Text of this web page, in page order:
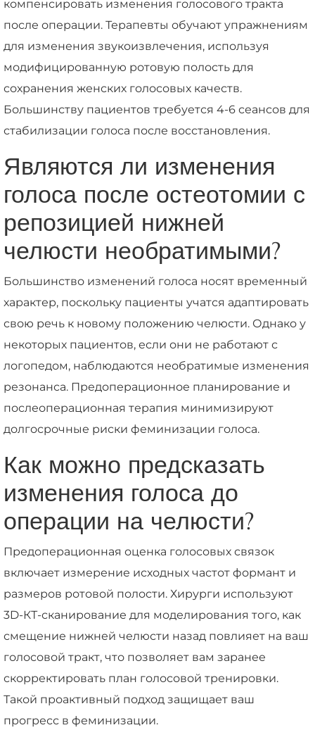
компенсировать изменения голосового тракта
после операции. Терапевты обучают упражнениям
для изменения звукоизвлечения, используя
модифицированную ротовую полость для
сохранения женских голосовых качеств.
Большинству пациентов требуется 4-6 сеансов для
стабилизации голоса после восстановления.
Являются ли изменения
голоса после остеотомии с
репозицией нижней
челюсти необратимыми?
Большинство изменений голоса носят временный
характер, поскольку пациенты учатся адаптировать
свою речь к новому положению челюсти. Однако у
некоторых пациентов, если они не работают с
логопедом, наблюдаются необратимые изменения
резонанса. Предоперационное планирование и
послеоперационная терапия минимизируют
долгосрочные риски феминизации голоса.
Как можно предсказать
изменения голоса до
операции на челюсти?
Предоперационная оценка голосовых связок
включает измерение исходных частот формант и
размеров ротовой полости. Хирурги используют
3D-КТ-сканирование для моделирования того, как
смещение нижней челюсти назад повлияет на ваш
голосовой тракт, что позволяет вам заранее
скорректировать план голосовой тренировки.
Такой проактивный подход защищает ваш
прогресс в феминизации.